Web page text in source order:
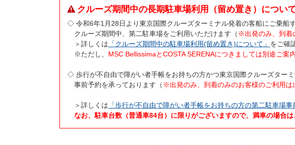
クルーズ期間中の長期駐車場利用（留め置き）につい
◇ 令和6年1月28日より東京国際クルーズターミナル発着の客船にご乗船
クルーズ期間中、第二駐車場をご利用いただけます（ ※出発のみ、到着
＞詳しくは 「クルーズ期間中の駐車場利用(留め置き)について」 をご確
※ただし、 MSC BellissimaとCOSTA SERENAにつきましては別途ご案
◇ 歩行が不自由で障がい者手帳をお持ちの方かつ東京国際クルーズター
事前予約を承っております（ ※出発のみ、到着のみのお客様のご利用は
＞詳しくは 「歩行が不自由で障がい者手帳をお持ちの方の第二駐車場事
なお、駐車台数（普通車84台）に限りがございますので、満車の場合